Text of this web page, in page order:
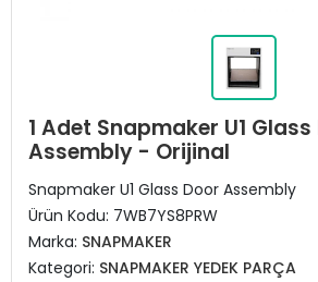
1 Adet Snapmaker U1 Glass
Assembly - Orijinal
Snapmaker U1 Glass Door Assembly
Ürün Kodu: 7WB7YS8PRW
Marka: SNAPMAKER
Kategori: SNAPMAKER YEDEK PARÇA